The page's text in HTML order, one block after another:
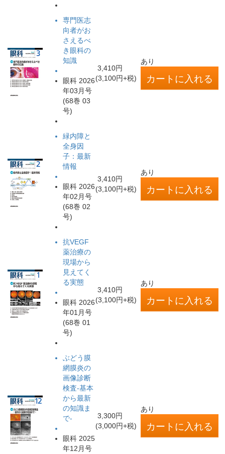
専門医志
向者がお
さえるべ
き眼科の
知識
眼科 2026
年03月号
(68巻 03
号)
3,410円
(3,100円+税)
あり
緑内障と
全身因
子：最新
情報
眼科 2026
年02月号
(68巻 02
号)
3,410円
(3,100円+税)
あり
抗VEGF
薬治療の
現場から
見えてく
る実態
眼科 2026
年01月号
(68巻 01
号)
3,410円
(3,100円+税)
あり
ぶどう膜
網膜炎の
画像診断
検査-基本
から最新
の知識ま
で-
眼科 2025
年12月号
3,300円
(3,000円+税)
あり